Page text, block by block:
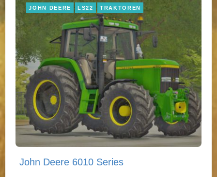
JOHN DEERE LS22 TRAKTOREN
John Deere 6010 Series